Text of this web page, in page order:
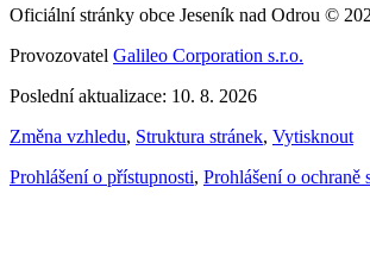
Oficiální stránky obce Jeseník nad Odrou ©
Provozovatel Galileo Corporation s.r.o.
Poslední aktualizace: 10. 8. 2026
Změna vzhledu, Struktura stránek, Vytisknout
Prohlášení o přístupnosti, Prohlášení o ochraně